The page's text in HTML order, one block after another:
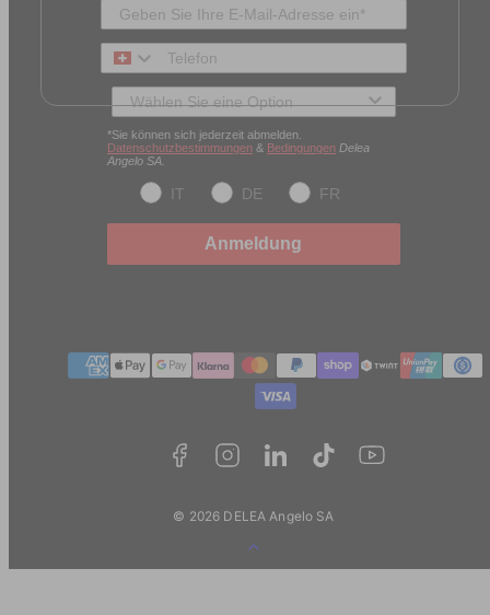
Telefon
Typ des Kunden
*Sie können sich jederzeit abmelden.
Datenschutzbestimmungen& Bedingungen Delea
Angelo SA.
IT DE FR
Anmeldung
Zahlungmethoden
© 2026 DELEA Angelo SA